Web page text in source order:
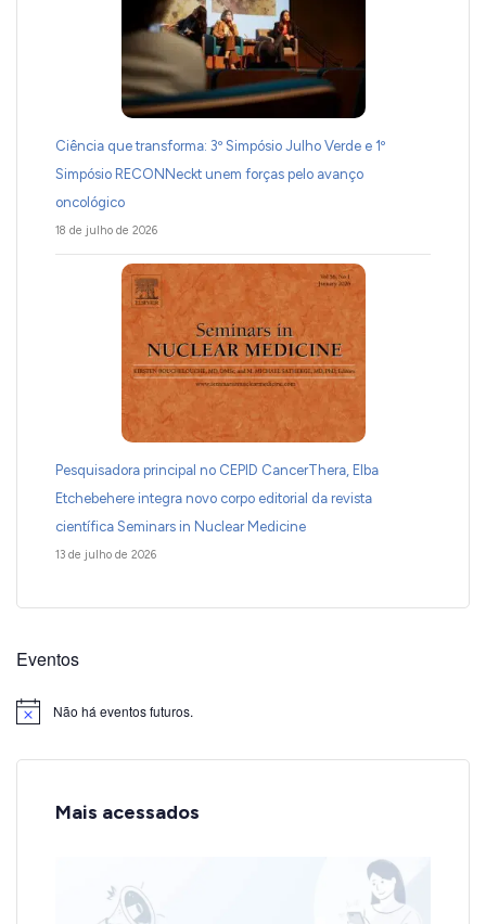
Ciência que transforma: 3º Simpósio Julho Verde e 1º
Simpósio RECONNeckt unem forças pelo avanço
oncológico
18 de julho de 2026
Pesquisadora principal no CEPID CancerThera, Elba
Etchebehere integra novo corpo editorial da revista
científica Seminars in Nuclear Medicine
13 de julho de 2026
Eventos
Notice Não há eventos futuros.
Mais acessados